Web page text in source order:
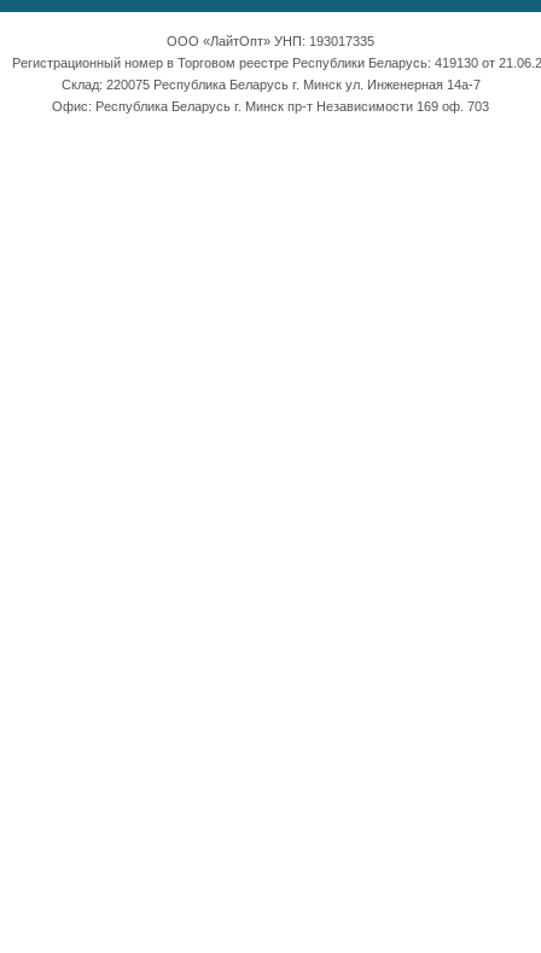
ООО «ЛайтОпт» УНП: 193017335
Регистрационный номер в Торговом реестре Республики Беларусь: 419130 от
Склад: 220075 Республика Беларусь г. Минск ул. Инженерная 14а-7
Офис: Республика Беларусь г. Минск пр-т Независимости 169 оф. 703